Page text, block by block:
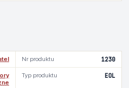
Nr produktu 1230
Typ produktu EOL